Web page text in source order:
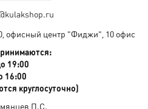
офисный центр "Фиджи", 10 офис
19:00
16:00
круглосуточно)
П.С.